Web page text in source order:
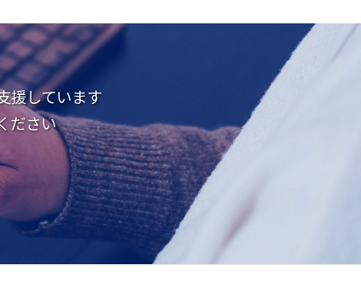
援しています
ださい